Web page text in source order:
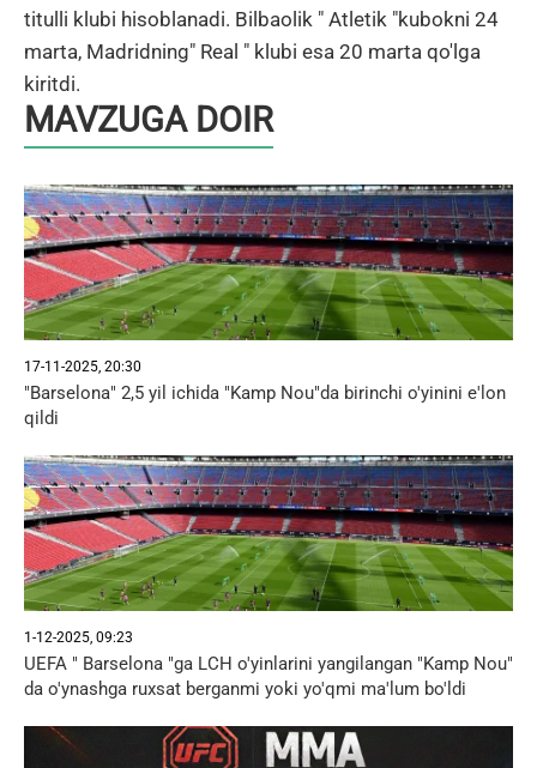
titulli klubi hisoblanadi. Bilbaolik " Atletik "kubokni 24
marta, Madridning" Real " klubi esa 20 marta qo'lga
kiritdi.
MAVZUGA DOIR
17-11-2025, 20:30
"Barselona" 2,5 yil ichida "Kamp Nou"da birinchi o'yinini e'lon
qildi
1-12-2025, 09:23
UEFA " Barselona "ga LCH o'yinlarini yangilangan "Kamp Nou"
da o'ynashga ruxsat berganmi yoki yo'qmi ma'lum bo'ldi